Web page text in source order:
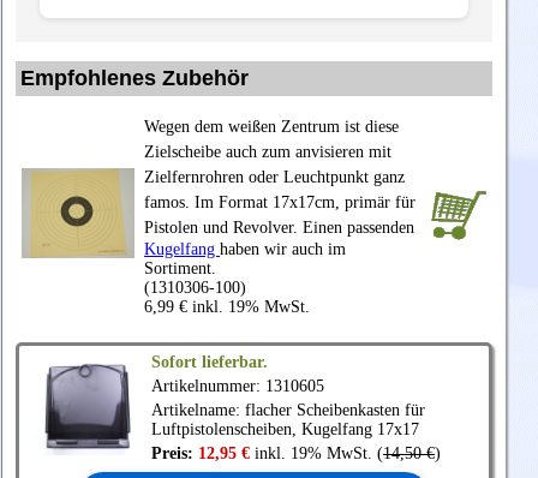
Empfohlenes Zubehör
Wegen dem weißen Zentrum ist diese
Zielscheibe auch zum anvisieren mit
Zielfernrohren oder Leuchtpunkt ganz
famos. Im Format 17x17cm, primär für
Pistolen und Revolver. Einen passenden
Kugelfang haben wir auch im
Sortiment.
(1310306-100)
6,99 € inkl. 19% MwSt.
Sofort lieferbar.
Artikelnummer: 1310605
Artikelname: flacher Scheibenkasten für
Luftpistolenscheiben, Kugelfang 17x17
Preis: 12,95 € inkl. 19% MwSt. (14,50 €)